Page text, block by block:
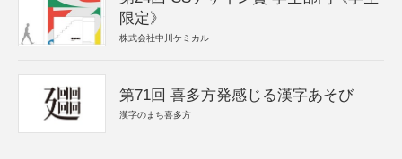
限定》
株式会社中川ケミカル
第71回 喜多方発感じる漢字あそび
漢字のまち喜多方